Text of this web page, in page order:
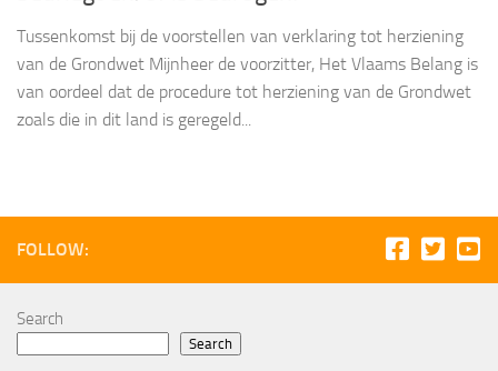
Tussenkomst bij de voorstellen van verklaring tot herziening
van de Grondwet Mijnheer de voorzitter, Het Vlaams Belang is
van oordeel dat de procedure tot herziening van de Grondwet
zoals die in dit land is geregeld...
FOLLOW:
Search
Search